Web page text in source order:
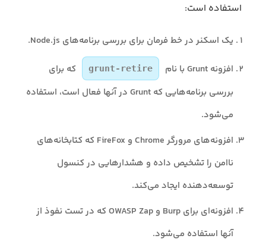
استفاده است:
یک اسکنر در خط فرمان برای بررسی برنامه‌های Node.js.
افزونه Grunt با نام grunt-retire
که برای
بررسی برنامه‌هایی که Grunt در آنها فعال است، استفاده
می‌شود.
افزونه‌های مرورگر Chrome و FireFox که کتابخانه‌های
ناامن را تشخیص داده و هشدارهایی در کنسول
توسعه‌دهنده ایجاد می‌کند.
افزونه‌ای برای Burp و OWASP Zap که در تست نفوذ از
آنها استفاده می‌شود.